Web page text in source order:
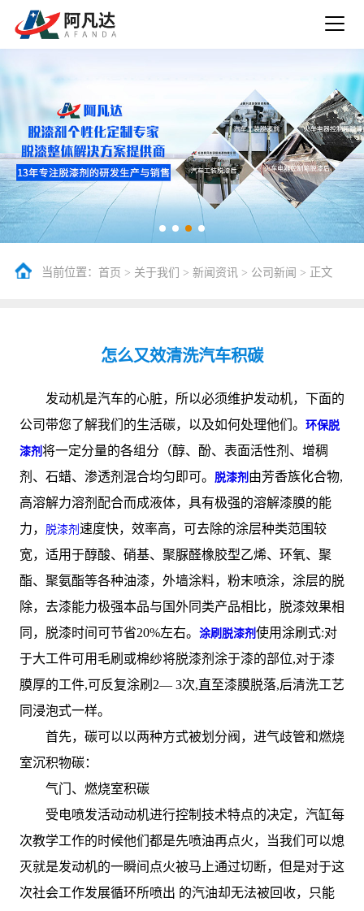
当前位置： 首页 > 关于我们 > 新闻资讯 > 公司新闻 > 正文
怎么又效清洗汽车积碳
发动机是汽车的心脏，所以必须维护发动机，下面的
公司带您了解我们的生活碳，以及如何处理他们。 环保脱
漆剂 将一定分量的各组分（醇、酚、表面活性剂、增稠
剂、石蜡、渗透剂混合均匀即可。
脱漆剂 由芳香族化合物,
高溶解力溶剂配合而成液体，具有极强的溶解漆膜的能
力，
脱漆剂 速度快，效率高，可去除的涂层种类范围较
宽，适用于醇酸、硝基、聚脲醛橡胶型乙烯、环氧、聚
酯、聚氨酯等各种油漆，外墙涂料，粉末喷涂，涂层的脱
除，去漆能力极强本品与国外同类产品相比，脱漆效果相
同，脱漆时间可节省20%左右。 涂刷脱漆剂 使用涂刷式:对
于大工件可用毛刷或棉纱将脱漆剂涂于漆的部位,对于漆
膜厚的工件,可反复涂刷2— 3次,直至漆膜脱落,后清洗工艺
同浸泡式一样。
首先，碳可以以两种方式被划分阀，进气歧管和燃烧
室沉积物碳：
气门、燃烧室积碳
受电喷发活动动机进行控制技术特点的决定，汽缸每
次教学工作的时候他们都是先喷油再点火，当我们可以熄
灭就是发动机的一瞬间点火被马上通过切断，但是对于这
次社会工作发展循环所喷出 的汽油却无法被回收，只能